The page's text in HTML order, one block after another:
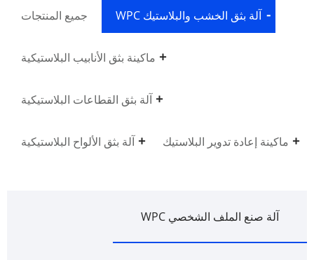
جميع المنتجات آلة بثق الخشب والبلاستيك WPC
ماكينة بثق الأنابيب البلاستيكية
آلة بثق القطاعات البلاستيكية
آلة بثق الألواح البلاستيكية ماكينة إعادة تدوير البلاستيك
آلة صنع الملف الشخصي WPC